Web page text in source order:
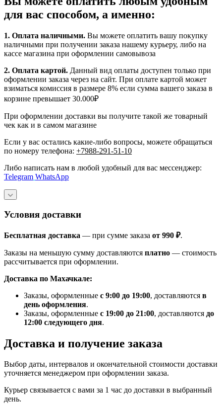
для вас способом, а именно:
1. Оплата наличными. Вы можете оплатить вашу покупку
наличными при получении заказа нашему курьеру, либо на
кассе магазина при оформлении самовывоза
2. Оплата картой. Данный вид оплаты доступен только при
оформлении заказа через на сайт. При оплате картой может
взиматься комиссия в размере 8% если сумма вашего заказа в
корзине превышает 30.000₽
При оформлении доставки вы получите такой же товарный
чек как и в самом магазине
Если у вас остались какие-либо вопросы, можете обращаться
по номеру телефона: +7988-291-51-10
Либо написать нам в любой удобный для вас мессенджер:
Telegram WhatsApp
Условия доставки
Бесплатная доставка — при сумме заказа от 990 ₽.
Заказы на меньшую сумму доставляются платно — стоимость
рассчитывается при оформлении.
Доставка по Махачкале:
Заказы, оформленные с 9:00 до 19:00, доставляются в
день оформления.
Заказы, оформленные с 19:00 до 21:00, доставляются до
12:00 следующего дня.
Доставка и получение заказа
Выбор даты, интервалов и окончательной стоимости доставки
уточняется менеджером при оформлении заказа.
Курьер связывается с вами за 1 час до доставки в выбранный
день.